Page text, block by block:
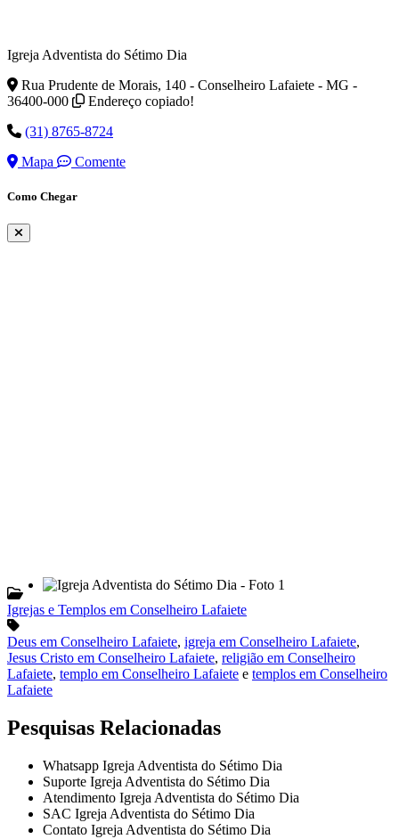
Igreja Adventista do Sétimo Dia
Rua Prudente de Morais, 140 - Conselheiro Lafaiete - MG -
36400-000
Endereço copiado!
(31) 8765-8724
Mapa
Comente
Como Chegar
Igrejas e Templos em Conselheiro Lafaiete
Deus em Conselheiro Lafaiete, igreja em Conselheiro Lafaiete,
Jesus Cristo em Conselheiro Lafaiete, religião em Conselheiro
Lafaiete, templo em Conselheiro Lafaiete e templos em Conselheiro
Lafaiete
Pesquisas Relacionadas
Whatsapp Igreja Adventista do Sétimo Dia
Suporte Igreja Adventista do Sétimo Dia
Atendimento Igreja Adventista do Sétimo Dia
SAC Igreja Adventista do Sétimo Dia
Contato Igreja Adventista do Sétimo Dia